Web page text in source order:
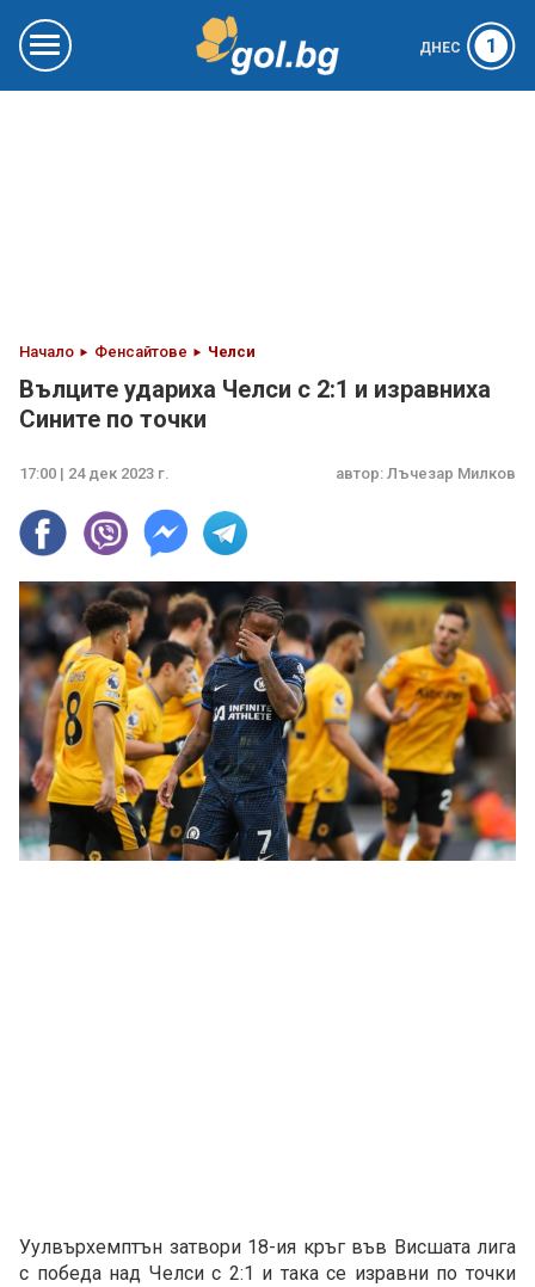
ДНЕС 1
Начало Фенсайтове Челси
Вълците удариха Челси с 2:1 и изравниха
Сините по точки
17:00 | 24 дек 2023 г. автор: Лъчезар Милков
Уулвърхемптън затвори 18-ия кръг във Висшата лига
с победа над Челси с 2:1 и така се изравни по точки